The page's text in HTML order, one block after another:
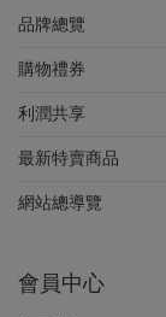
品牌總覽
購物禮券
利潤共享
最新特賣商品
網站總導覽
會員中心